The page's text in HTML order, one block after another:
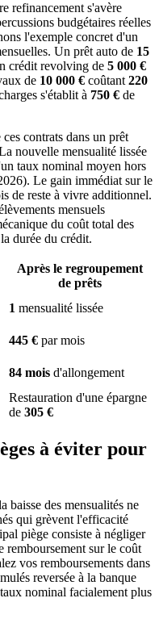
refinancement s'avère
budgétaires réelles
l'exemple concret d'un
Un prêt auto de 15
crédit revolving de 5 000 €
de 10 000 € coûtant 220
s'établit à 750 € de
contrats dans un prêt
nouvelle mensualité lissée
taux nominal moyen hors
Le gain immédiat sur le
de reste à vivre additionnel.
mensuels
du coût total des
durée du crédit.
Après le regroupement
de prêts
1 mensualité lissée
445 € par mois
84 mois d'allongement
Restauration d'une épargne
de 305 €
à éviter pour
baisse des mensualités ne
qui grèvent l'efficacité
piège consiste à négliger
remboursement sur le coût
vos remboursements dans
reversée à la banque
nominal facialement plus